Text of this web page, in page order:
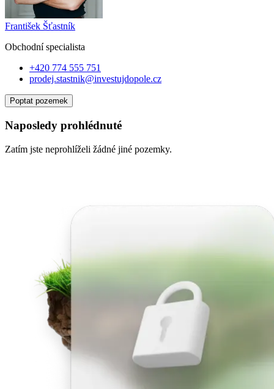
František Šťastník
Obchodní specialista
+420 774 555 751
prodej.stastnik@investujdopole.cz
Poptat pozemek
Naposledy prohlédnuté
Zatím jste neprohlíželi žádné jiné pozemky.